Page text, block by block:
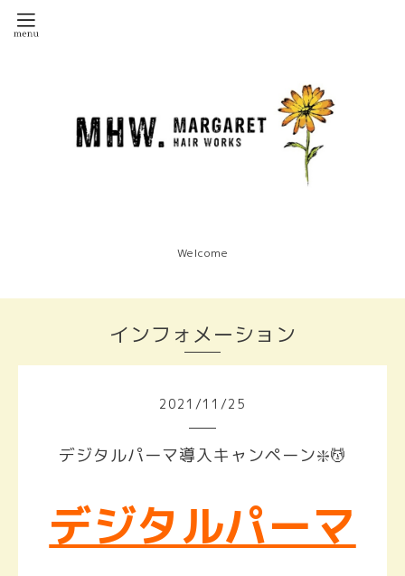
Welcome
インフォメーション
2021 /11 /25
デジタルパーマ導入キャンペーン❇️💆
デジタルパーマ